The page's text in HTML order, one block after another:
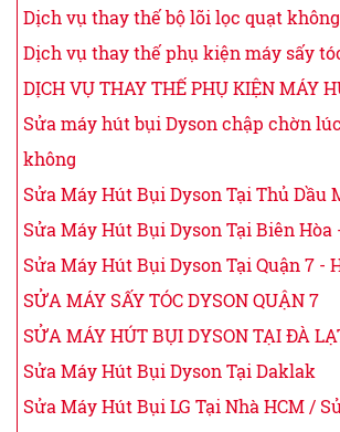
Dịch vụ thay thế bộ lõi lọc quạt
Dịch vụ thay thế phụ kiện máy sấy
DỊCH VỤ THAY THẾ PHỤ KIỆN MÁY
Sửa máy hút bụi Dyson chập chờn
không
Sửa Máy Hút Bụi Dyson Tại Thủ Dầu
Sửa Máy Hút Bụi Dyson Tại Biên Hòa
Sửa Máy Hút Bụi Dyson Tại Quận 7 -
SỬA MÁY SẤY TÓC DYSON QUẬN 7
SỬA MÁY HÚT BỤI DYSON TẠI ĐÀ
Sửa Máy Hút Bụi Dyson Tại Daklak
Sửa Máy Hút Bụi LG Tại Nhà HCM /